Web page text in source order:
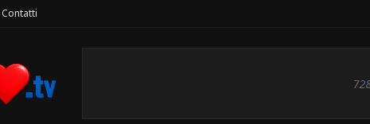
Contatti